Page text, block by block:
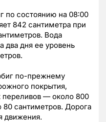
по состоянию на 08:00
842 сантиметра при
Вода
два дня ее уровень
по-прежнему
покрытия,
переливов — около 800
сантиметров. Дорога
движения.